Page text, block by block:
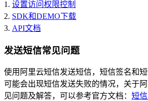
1. 设置访问权限控制
2. SDK和DEMO下载
3. API文档
发送短信常见问题
使用阿里云短信发送短信，短信签名和短
可能会出现短信发送失败的情况，关于
见问题及解答，可以参考官方文档： 短